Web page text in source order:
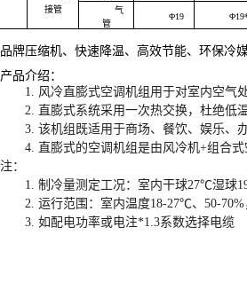
接管
气
管
Φ19
品牌压缩机、快速降温、高效节能、环保冷
产品介绍：
1. 风冷直膨式空调机组用于对室内空气
2. 直膨式系统采用一次热交换，杜绝低
3. 该机组既适用于商场、餐饮、娱乐、
4. 直膨式的空调机组是由风冷机+组合
注：
1. 制冷量测定工况：室内干球27℃湿
2. 运行范围：室内温度18-27℃、50-
3. 如配电功率或电注*1.3系数选择电缆